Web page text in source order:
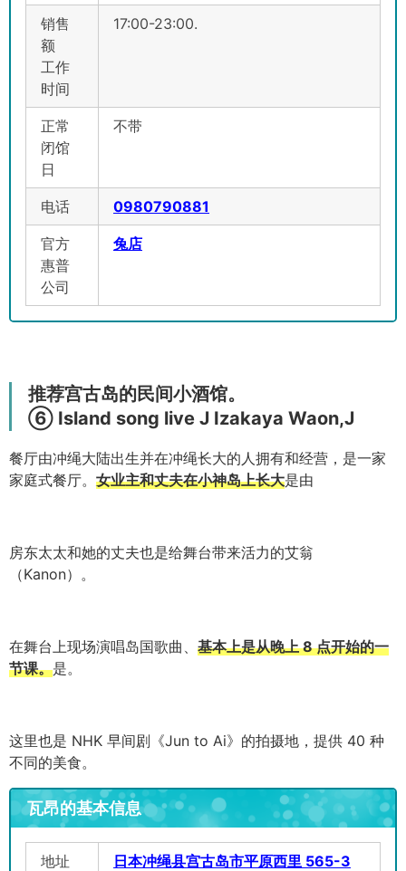
销售
额
工作
时间
17:00-23:00.
正常
闭馆
日
不带
电话 0980790881
官方
惠普
公司
兔店
推荐宫古岛的民间小酒馆。
⑥ Island song live Ј Izakaya Waon,Ј
餐厅由冲绳大陆出生并在冲绳长大的人拥有和经营，是一家
家庭式餐厅。 女业主和丈夫在小神岛上长大是由
房东太太和她的丈夫也是给舞台带来活力的艾翁
（Kanon）。
在舞台上现场演唱岛国歌曲、 基本上是从晚上 8 点开始的一
节课。是。
这里也是 NHK 早间剧《Jun to Ai》的拍摄地，提供 40 种
不同的美食。
瓦昂的基本信息
地址
日本冲绳县宫古岛市平原西里 565-3